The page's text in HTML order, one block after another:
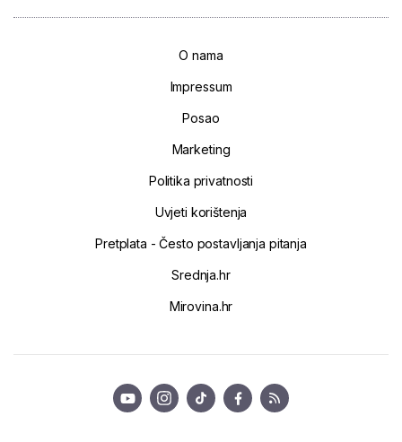
O nama
Impressum
Posao
Marketing
Politika privatnosti
Uvjeti korištenja
Pretplata - Često postavljanja pitanja
Srednja.hr
Mirovina.hr